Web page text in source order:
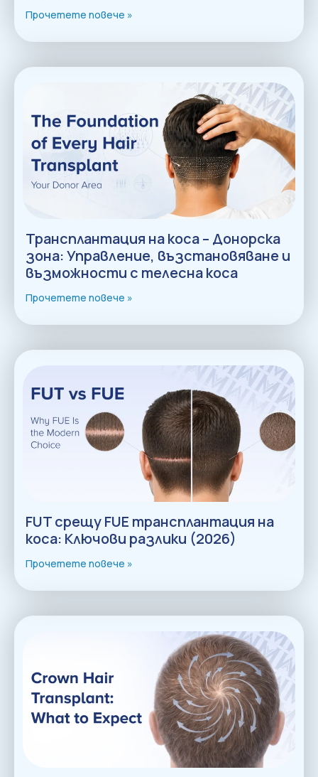
Прочетете повече »
Трансплантация на коса – Донорска
зона: Управление, възстановяване и
възможности с телесна коса
Прочетете повече »
FUT срещу FUE трансплантация на
коса: Ключови разлики (2026)
Прочетете повече »